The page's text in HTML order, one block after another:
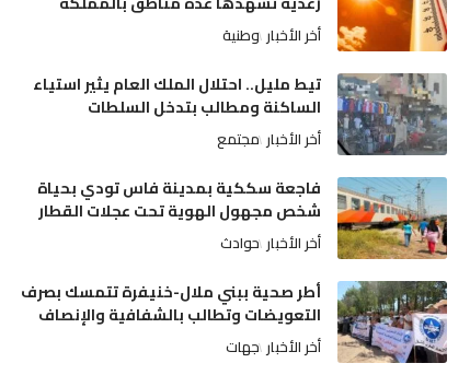
أخر الأخبار وطنية
تيط مليل.. احتلال الملك العام يثير استياء
الساكنة ومطالب بتدخل السلطات
أخر الأخبار مجتمع
فاجعة سككية بمدينة فاس تودي بحياة
شخص مجهول الهوية تحت عجلات القطار
أخر الأخبار حوادث
أطر صحية ببني ملال-خنيفرة تتمسك بصرف
التعويضات وتطالب بالشفافية والإنصاف
أخر الأخبار جهات